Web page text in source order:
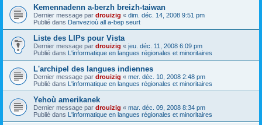
Kemennadenn a-berzh breizh-taiwan
Dernier message par drouizig « dim. déc. 14, 2008 9:51 pm
Publié dans Danvezioù all a-bep seurt
Liste des LIPs pour Vista
Dernier message par drouizig « jeu. déc. 11, 2008 6:09 pm
Publié dans L'informatique en langues régionales et minoritaires
L'archipel des langues indiennes
Dernier message par drouizig « mer. déc. 10, 2008 2:48 pm
Publié dans L'informatique en langues régionales et minoritaires
Yehoù amerikanek
Dernier message par drouizig « mar. déc. 09, 2008 8:34 pm
Publié dans L'informatique en langues régionales et minoritaires